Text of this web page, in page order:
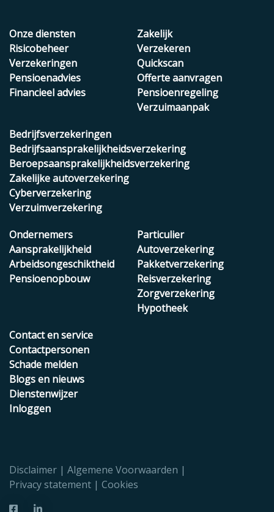
Onze diensten
Risicobeheer
Verzekeringen
Pensioenadvies
Financieel advies
Zakelijk
Verzekeren
Quickscan
Offerte aanvragen
Pensioenregeling
Verzuimaanpak
Bedrijfsverzekeringen
Bedrijfsaansprakelijkheidsverzekering
Beroepsaansprakelijkheidsverzekering
Zakelijke autoverzekering
Cyberverzekering
Verzuimverzekering
Ondernemers
Aansprakelijkheid
Arbeidsongeschiktheid
Pensioenopbouw
Particulier
Autoverzekering
Pakketverzekering
Reisverzekering
Zorgverzekering
Hypotheek
Contact en service
Contactpersonen
Schade melden
Blogs en nieuws
Dienstenwijzer
Inloggen
Disclaimer
Algemene Voorwaarden
Privacy statement
Cookies